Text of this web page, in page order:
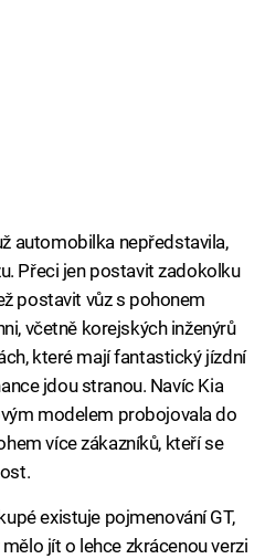
automobilka nepředstavila,
Přeci jen postavit zadokolku
postavit vůz s pohonem
včetně korejských inženýrů
které mají fantastický jízdní
jdou stranou. Navíc Kia
modelem probojovala do
více zákazníků, kteří se
existuje pojmenování GT,
jít o lehce zkrácenou verzi